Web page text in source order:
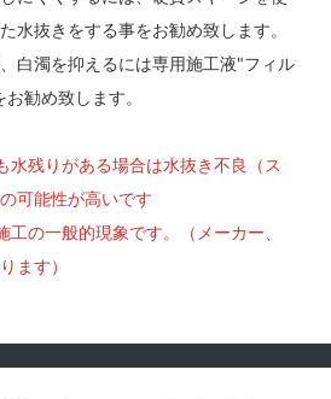
水抜きをする事をお勧め致します。
白濁を抑えるには専用施工液"フィル
勧め致します。
水残りがある場合は水抜き不良（ス
可能性が高いです
の一般的現象です。（メーカー、
ます）